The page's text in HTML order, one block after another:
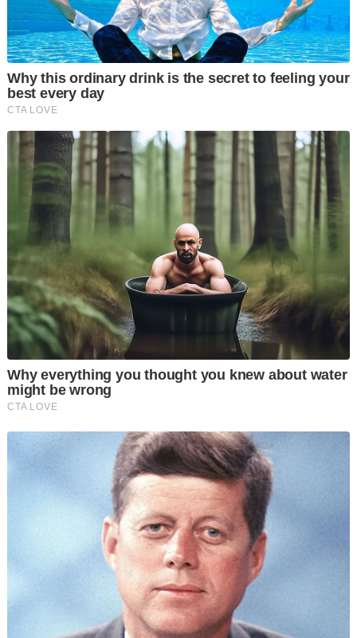
mengemukakan dan melaksanakan titah adendum bagi
membolehkan beliau menjalani baki hukuman penjara sebagai
tahanan rumah, tidak kesampaian.
Pada 9 Julai lalu, panel tiga hakim diketuai oleh Hakim Besar
Malaya, Tan Sri Hasnah Mohammed Hashim selesai
mendengar rayuan Peguam Negara, Tan Sri Mohd Dusuki
Mokhtar dan peguam Tan Sri Muhammad Shafee Abdullah
yang mewakili Najib.
Beliau yang bersidang bersama-sama Datuk Zabariah Mohd
Yusof dan Datuk Hanipah Farikullah kemudian menangguhkan
keputusan pada satu tarikh lain.
Ketika berhujah, Muhammad Shafee antara lain menyatakan
bahawa Peguam Negara sepatutnya berterus-terang dari awal
bahawa titah adendum berkenaan wujud.
Hujah beliau, Peguam Negara sewajarnya melaksanakan
prosiding, namun Mahkamah Tinggi sebaliknya bertindak
membantah kebenaran semakan kehakiman yang
dikemukakan Najib.
Duty of candour merujuk kepada kewajipan bersikap jujur dan
terbuka dalam semakan kehakiman untuk memberikan
maklumat yang benar dan lengkap termasuk berkaitan
dokumen kepada mahkamah berhubung fakta yang relevan
dengan isu yang dipertikaikan.